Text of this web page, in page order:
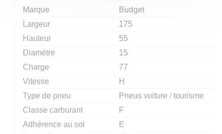
Marque
Budget
Largeur
175
Hauteur
55
Diamètre
15
Charge
77
Vitesse
H
Type de pneu
Pneus voiture / tourisme
Classe carburant
F
Adhérence au sol
E